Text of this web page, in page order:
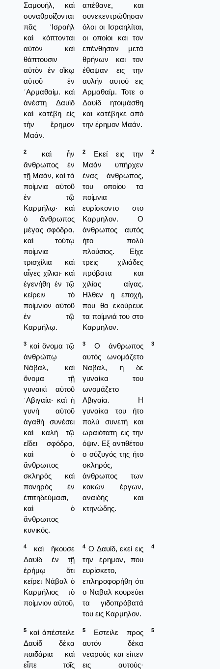
Σαμουήλ, καὶ
συναθροίζονται
πᾶς ᾿Ισραὴλ
καὶ κόπτονται
αὐτὸν καὶ
θάπτουσιν
αὐτὸν ἐν οἴκῳ
αὐτοῦ ἐν
᾿Αρμαθαίμ. καὶ
ἀνέστη Δαυὶδ
καὶ κατέβη εἰς
τὴν ἔρημον
Μαάν.
απέθανε, και
συνεκεντρώθησαν
όλοι οι Ισραηλίται,
οι οποίοι και τον
επένθησαν μετά
θρήνων και τον
έθαψαν εις την
αυλήν αυτού εις
Αρμαθαίμ. Τοτε ο
Δαυίδ ητοιμάσθη
και κατέβηκε από
την έρημον Μαάν.
2
καὶ ἦν
ἄνθρωπος ἐν
τῇ Μαάν, καὶ τὰ
ποίμνια αὐτοῦ
ἐν τῷ
Καρμήλῳ· καὶ
ὁ ἄνθρωπος
μέγας σφόδρα,
καὶ τούτῳ
ποίμνια
τρισχίλια καὶ
αἶγες χίλιαι· καὶ
ἐγενήθη ἐν τῷ
κείρειν τὸ
ποίμνιον αὐτοῦ
ἐν τῷ
Καρμήλῳ.
2
Εκεί εις την
Μαάν υπήρχεν
ένας άνθρωπος,
του οποίου τα
ποίμνια
ευρίσκοντο στο
Καρμηλον. Ο
άνθρωπος αυτός
ήτο πολύ
πλούσιος. Είχε
τρεις χιλιάδες
πρόβατα και
χιλίας αίγας.
Ηλθεν η εποχή,
που θα εκούρευε
τα ποίμνιά του στο
Καρμηλον.
2
3 καὶ ὄνομα τῷ
ἀνθρώπῳ
Νάβαλ, καὶ
ὄνομα τῇ
γυναικὶ αὐτοῦ
᾿Αβιγαία· καὶ ἡ
γυνὴ αὐτοῦ
ἀγαθὴ συνέσει
καὶ καλὴ τῷ
εἴδει σφόδρα,
καὶ ὁ
ἄνθρωπος
σκληρὸς καὶ
πονηρὸς ἐν
ἐπιτηδεύμασι,
καὶ ὁ
ἄνθρωπος
κυνικός.
3
Ο άνθρωπος
αυτός ωνομάζετο
Ναβαλ, η δε
γυναίκα του
ωνομάζετο
Αβιγαία. Η
γυναίκα του ήτο
πολύ συνετή και
ωραιότατη εις την
όψιν. Εξ αντιθέτου
ο σύζυγός της ήτο
σκληρός,
άνθρωπος των
κακών έργων,
αναιδής και
κτηνώδης.
3
4
καὶ ἤκουσε
Δαυὶδ ἐν τῇ
ἐρήμῳ ὅτι
κείρει Νάβαλ ὁ
Καρμήλιος τὸ
ποίμνιον αὐτοῦ,
4 Ο Δαυίδ, εκεί εις
την έρημον, που
ευρίσκετο,
επληροφορήθη ότι
ο Ναβαλ κουρεύει
τα γιδοπρόβατά
του εις Καρμηλον.
4
5 καὶ ἀπέστειλε
Δαυὶδ δέκα
παιδάρια καὶ
εἶπε τοῖς
5
Εστειλε προς
αυτόν δέκα
νεαρούς και είπεν
εις αυτούς·
5